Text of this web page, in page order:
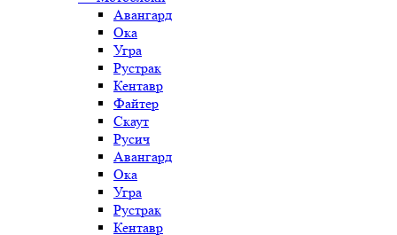
Авангард
Ока
Угра
Рустрак
Кентавр
Файтер
Скаут
Русич
Авангард
Ока
Угра
Рустрак
Кентавр